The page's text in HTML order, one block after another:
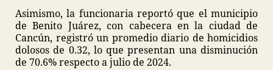
Asimismo, la funcionaria reportó que el municipio
de Benito Juárez, con cabecera en la ciudad de
Cancún, registró un promedio diario de homicidios
dolosos de 0.32, lo que presentan una disminución
de 70.6% respecto a julio de 2024.